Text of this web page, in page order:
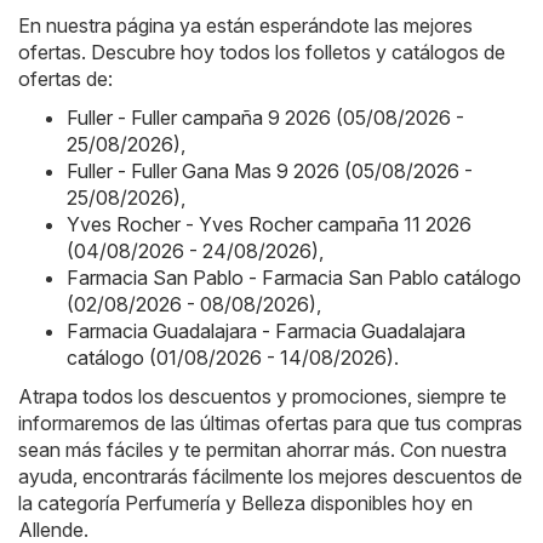
En nuestra página ya están esperándote las mejores
ofertas. Descubre hoy todos los folletos y catálogos de
ofertas de:
Fuller - Fuller campaña 9 2026 (05/08/2026 -
25/08/2026)
Fuller - Fuller Gana Mas 9 2026 (05/08/2026 -
25/08/2026)
Yves Rocher - Yves Rocher campaña 11 2026
(04/08/2026 - 24/08/2026)
Farmacia San Pablo - Farmacia San Pablo catálogo
(02/08/2026 - 08/08/2026)
Farmacia Guadalajara - Farmacia Guadalajara
catálogo (01/08/2026 - 14/08/2026).
Atrapa todos los descuentos y promociones, siempre te
informaremos de las últimas ofertas para que tus compras
sean más fáciles y te permitan ahorrar más. Con nuestra
ayuda, encontrarás fácilmente los mejores descuentos de
la categoría Perfumería y Belleza disponibles hoy en
Allende.